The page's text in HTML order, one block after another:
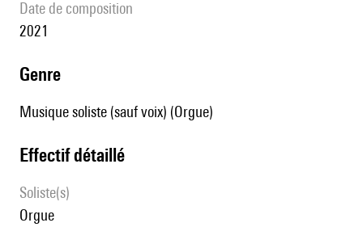
date de composition
2021
genre
Musique soliste (sauf voix) (Orgue)
effectif détaillé
Soliste(s)
orgue